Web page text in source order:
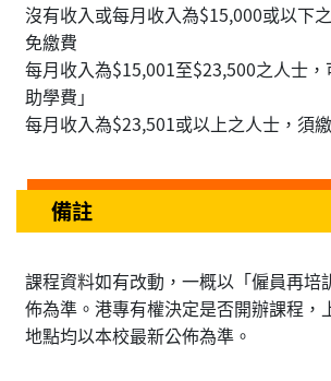
沒有收入或每月收入為$15,000或以下
免繳費
每月收入為$15,001至$23,500之人士
助學費」
每月收入為$23,501或以上之人士，須繳
備註
課程資料如有改動，一概以「僱員再培
佈為準。港專有權決定是否開辦課程，
地點均以本校最新公佈為準。